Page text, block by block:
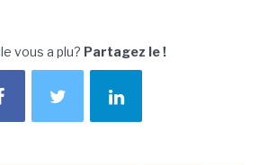
vous a plu? Partagez le !